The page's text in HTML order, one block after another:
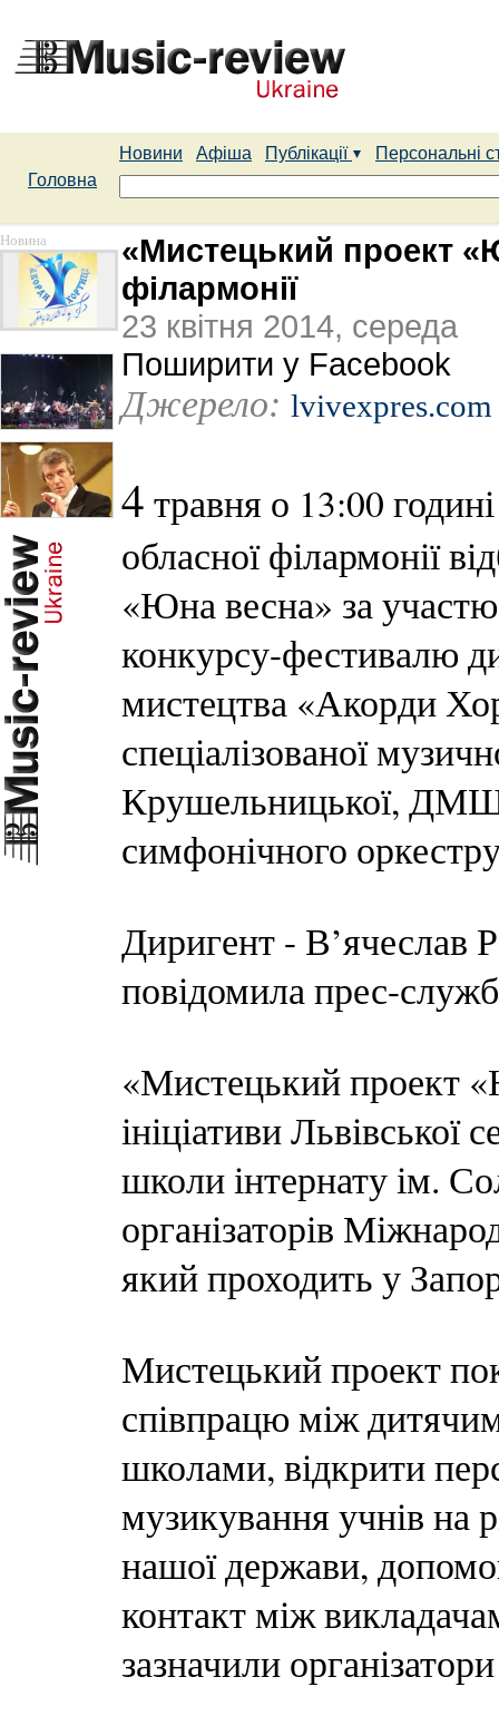
Новини Афіша Публікації
Персональні
Головна
Новина
«Мистецький проект
філармонії
23 квітня 2014, середа
Поширити у Facebook
Джерело: lvivexpres.com
4 травня о 13:00
обласної філармонії
«Юна весна» за
конкурсу-фестивалю
мистецтва «Акорди
спеціалізованої
Крушельницької, ДМШ
симфонічного
Диригент - В’ячеслав
повідомила прес-
«Мистецький проект
ініціативи Львівської
школи інтернату ім.
організаторів
який проходить у
Мистецький проект
співпрацю між
школами, відкрити
музикування учнів на
нашої держави,
контакт між
зазначили